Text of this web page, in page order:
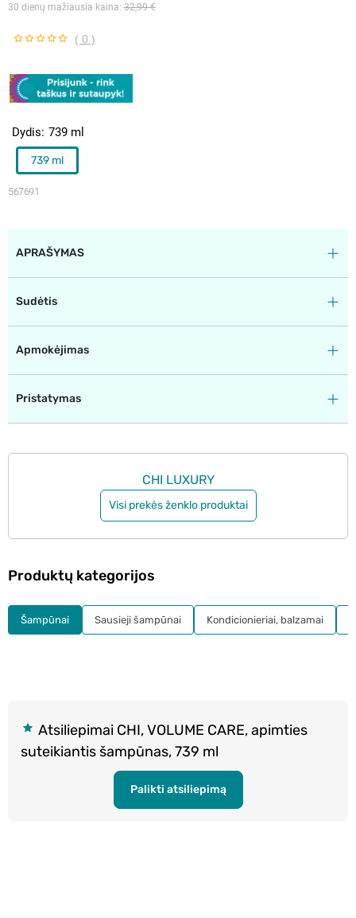
30 dienų mažiausia kaina: 32,99 €
( 0 )
567691
Dydis 739 ml
739 ml
APRAŠYMAS
Sudėtis
Apmokėjimas
Pristatymas
CHI LUXURY
Visi prekės ženklo produktai
Atsiliepimai CHI, VOLUME CARE, apimties
suteikiantis šampūnas, 739 ml
Palikti atsiliepimą
Produktų kategorijos
Šampūnai Sausieji šampūnai Kondicionieriai, balzamai